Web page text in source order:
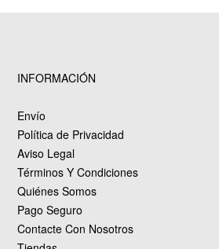
INFORMACIÓN
Envío
Política de Privacidad
Aviso Legal
Términos Y Condiciones
Quiénes Somos
Pago Seguro
Contacte Con Nosotros